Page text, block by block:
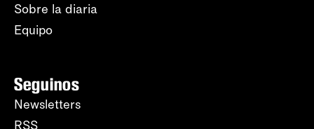
Sobre la diaria
Equipo
Seguinos
Newsletters
RSS